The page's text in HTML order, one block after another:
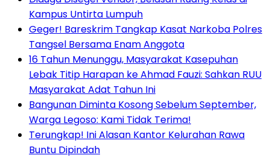
Kampus Untirta Lumpuh
Geger! Bareskrim Tangkap Kasat Narkoba Polres
Tangsel Bersama Enam Anggota
16 Tahun Menunggu, Masyarakat Kasepuhan
Lebak Titip Harapan ke Ahmad Fauzi: Sahkan RUU
Masyarakat Adat Tahun Ini
Bangunan Diminta Kosong Sebelum September,
Warga Legoso: Kami Tidak Terima!
Terungkap! Ini Alasan Kantor Kelurahan Rawa
Buntu Dipindah